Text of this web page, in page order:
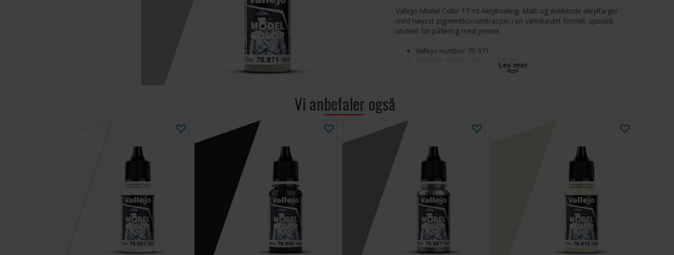
Vallejo Model Color 17 ml Akrylmaling. Matt og dekkende akrylfarger
med høyest pigmentkonsentrasjon i en vannbasert formel, spesielt
utviklet for påføring med pensel.
Vallejo number: 70.971
Tilsvarer Tamiya XF-12 | XF-76Les mer
Vi anbefaler også